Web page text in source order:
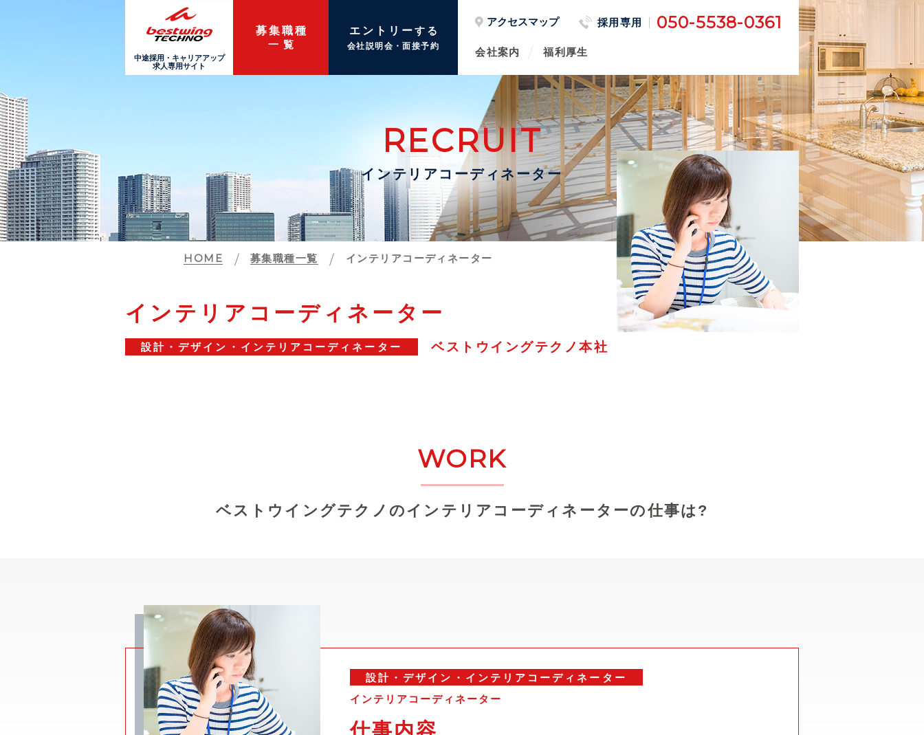
中途採用・キャリアアップ
求人専用サイト
募集職種
一覧
エントリーする
会社説明会・面接予約
アクセスマップ 採用専用 050-5538-0361
会社案内 福利厚生
RECRUIT
インテリアコーディネーター
HOME 募集職種一覧 インテリアコーディネーター
インテリアコーディネーター
設計・デザイン・インテリアコーディネーター ベストウイングテクノ本社
WORK
ベストウイングテクノのインテリアコーディネーターの仕事は?
設計・デザイン・インテリアコーディネーター
インテリアコーディネーター
仕事内容